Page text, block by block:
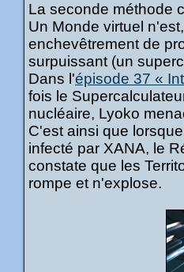
La seconde méthode
Un Monde virtuel
enchevêtrement de
surpuissant (un
Dans l'épisode 37 «
fois le
nucléaire, Lyoko
C'est ainsi que
infecté par XANA, le
constate que les
rompe et n'explose.